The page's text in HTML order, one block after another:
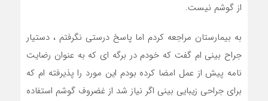
از گوشم نیست.
به بیمارستان مراجعه کردم اما پاسخ درستی نگرفتم ، دستیار
جراح بینی ام گفت که خودم در برگه ای که به عنوان رضایت
نامه پیش از عمل امضا کرده بودم این مورد را پذیرفته ام که
برای جراحی زیبایی بینی اگر نیاز شد از غضروف گوشم استفاده